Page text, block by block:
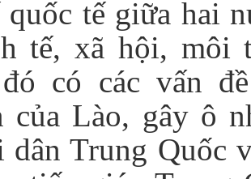
tế giữa hai
tế, xã hội, môi
có các vấn
của Lào, gây ô
dân Trung Quốc